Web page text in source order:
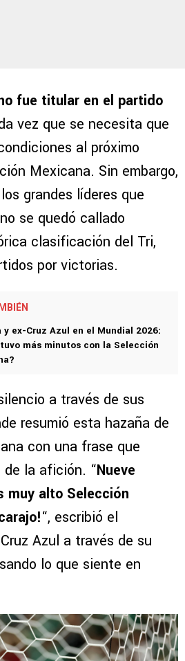
fue titular en el partido
vez que se necesita que
al próximo
Mexicana. Sin embargo,
grandes líderes que
se quedó callado
clasificación del Tri,
por victorias.
y ex-Cruz Azul en el Mundial 2026:
más minutos con la Selección
a través de sus
resumió esta hazaña de
con una frase que
la afición. “Nueve
muy alto Selección
“, escribió el
Azul a través de su
lo que siente en